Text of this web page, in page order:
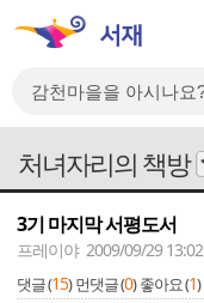
처녀자리의 책방
3기 마지막 서평도서
프레이야 2009/09/29 13:02
댓글 (15) 먼댓글 (0) 좋아요 (1)